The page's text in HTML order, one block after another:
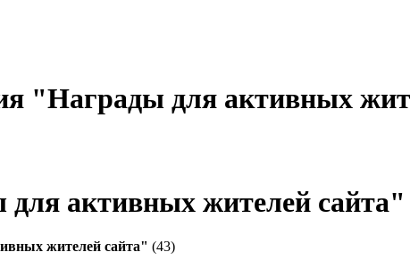
"Награды для активных
активных жителей сайта"
жителей сайта" (43)